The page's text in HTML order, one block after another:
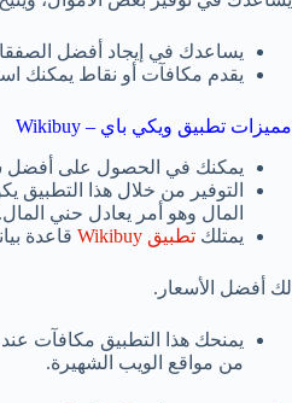
يساعدك في إيجاد أفضل
يقدم مكافآت أو نقاط يمكنك
مميزات تطبيق ويكي باي – Wikibuy
يمكنك في الحصول على أفضل
التوفير من خلال هذا التطبيق
المال وهو أمر يعادل حني المال.
يمتلك تطبيق Wikibuy قاعدة
لك أفضل الأسعار.
يمنحك هذا التطبيق مكافآت
من مواقع الويب الشهيرة.